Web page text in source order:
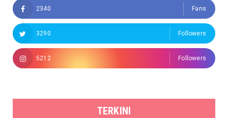
2340 Fans
3290 Followers
5212 Followers
TERKINI